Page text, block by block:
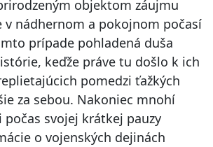
objektom záujmu
nádhernom a pokojnom počasí
prípade pohladená duša
keďže práve tu došlo k ich
pomedzi ťažkých
za sebou. Nakoniec mnohí
svojej krátkej pauzy
o vojenských dejinách